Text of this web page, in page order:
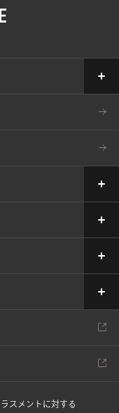
スメントに対する